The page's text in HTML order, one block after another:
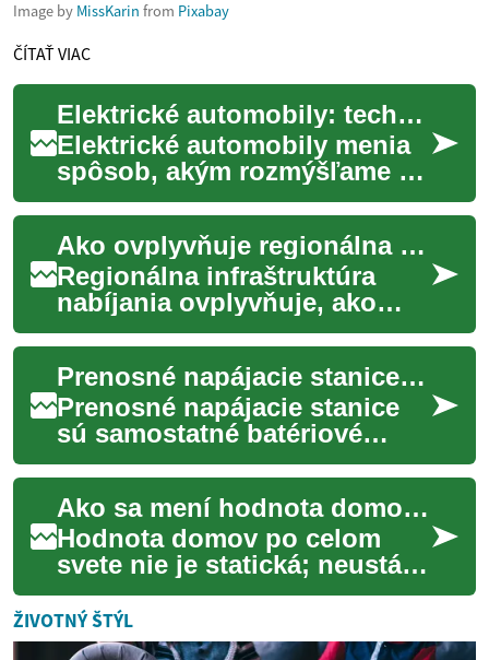
Image by MissKarin from Pixabay
ČÍTAŤ VIAC
Elektrické automobily: technológia, batérie a prevádzka
Elektrické automobily menia
spôsob, akým rozmýšľame o
preprave. Tento článok
vysvetľuje základné princípy,
praktické ...
Ako ovplyvňuje regionálna infraštruktúra možnosti nabíjania
Regionálna infraštruktúra
nabíjania ovplyvňuje, ako
ľahko a efektívne možno
prevádzkovať hybridné
vozidlá v rôznych o...
Prenosné napájacie stanice: ako fungujú a na čo slúžia
Prenosné napájacie stanice
sú samostatné batériové
jednotky, ktoré poskytujú
elektrinu pre rôzne zariadenia
mimo klas...
Ako sa mení hodnota domov po svete.
Hodnota domov po celom
svete nie je statická; neustále
sa vyvíja pod vplyvom
mnohých faktorov, od
lokálnej ekonomiky ...
ŽIVOTNÝ ŠTÝL